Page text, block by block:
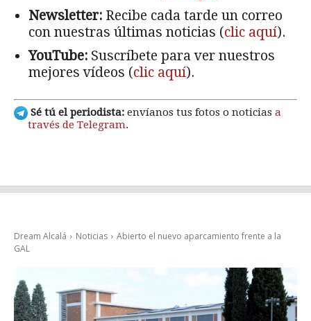
Newsletter: Recibe cada tarde un correo
con nuestras últimas noticias (clic aquí).
YouTube: Suscríbete para ver nuestros
mejores vídeos (clic aquí).
Sé tú el periodista: envíanos tus fotos o noticias a
través de Telegram.